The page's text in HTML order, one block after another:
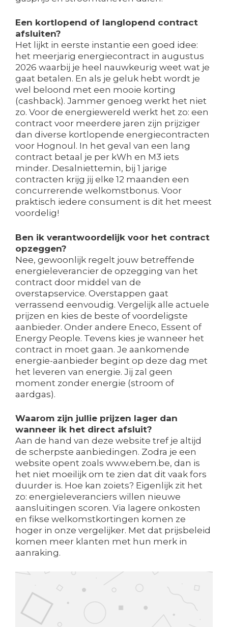
Een kortlopend of langlopend contract
afsluiten?
Het lijkt in eerste instantie een goed idee:
het meerjarig energiecontract in augustus
2026 waarbij je heel nauwkeurig weet wat je
gaat betalen. En als je geluk hebt wordt je
wel beloond met een mooie korting
(cashback). Jammer genoeg werkt het niet
zo. Voor de energiewereld werkt het zo: een
contract voor meerdere jaren zijn prijziger
dan diverse kortlopende energiecontracten
voor Hognoul. In het geval van een lang
contract betaal je per kWh en M3 iets
minder. Desalniettemin, bij 1 jarige
contracten krijg jij elke 12 maanden een
concurrerende welkomstbonus. Voor
praktisch iedere consument is dit het meest
voordelig!
Ben ik verantwoordelijk voor het contract
opzeggen?
Nee, gewoonlijk regelt jouw betreffende
energieleverancier de opzegging van het
contract door middel van de
overstapservice. Overstappen gaat
verrassend eenvoudig. Vergelijk alle actuele
prijzen en kies de beste of voordeligste
aanbieder. Onder andere Eneco, Essent of
Energy People. Tevens kies je wanneer het
contract in moet gaan. Je aankomende
energie-aanbieder begint op deze dag met
het leveren van energie. Jij zal geen
moment zonder energie (stroom of
aardgas).
Waarom zijn jullie prijzen lager dan
wanneer ik het direct afsluit?
Aan de hand van deze website tref je altijd
de scherpste aanbiedingen. Zodra je een
website opent zoals www.ebem.be, dan is
het niet moeilijk om te zien dat dit vaak fors
duurder is. Hoe kan zoiets? Eigenlijk zit het
zo: energieleveranciers willen nieuwe
aansluitingen scoren. Via lagere onkosten
en fikse welkomstkortingen komen ze
hoger in onze vergelijker. Met dat prijsbeleid
komen meer klanten met hun merk in
aanraking.